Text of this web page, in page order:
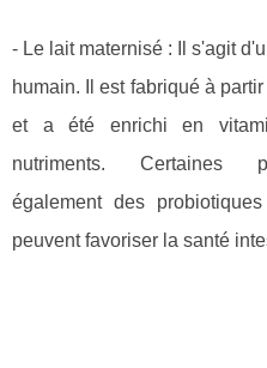
- Le lait maternisé : Il s'agit
humain. Il est fabriqué à
et a été enrichi en
nutriments. Certaines
également des
peuvent favoriser la santé